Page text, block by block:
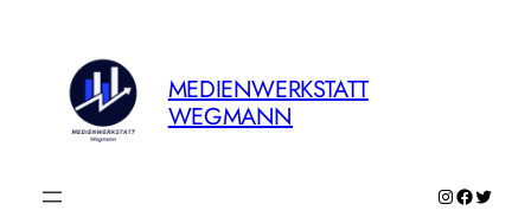
MEDIENWERKSTATT
WEGMANN
Instagram